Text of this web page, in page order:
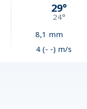
29°
24°
8,1 mm
4 (- -) m/s